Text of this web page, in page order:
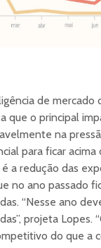
de mercado
que o principal
na
para ficar acima
a redução das
no ano passado
“Nesse ano
projeta Lopes.
do que a